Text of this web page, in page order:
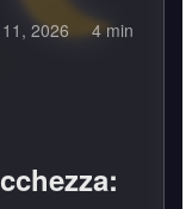
2026
4 min